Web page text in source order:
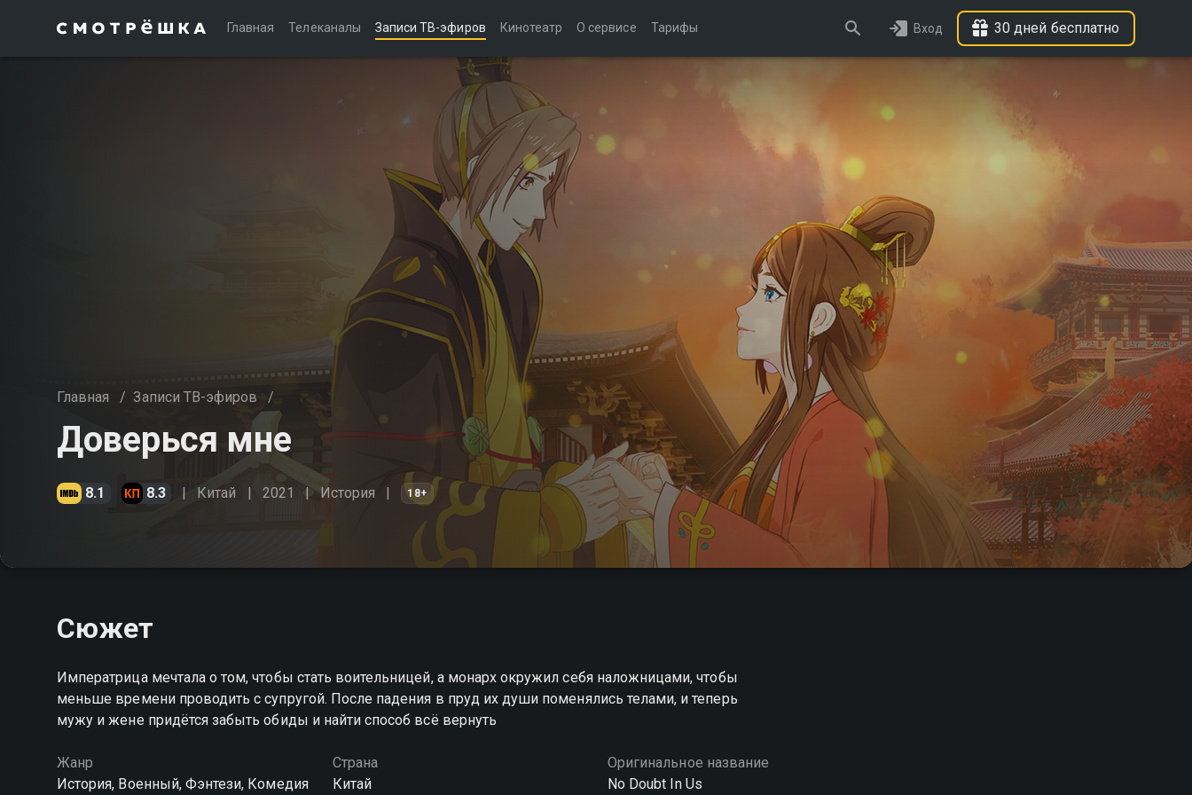
Главная Телеканалы Записи ТВ-эфиров Кинотеатр О сервисе Тарифы Вход 30 дней бесплатно
Главная / Записи ТВ-эфиров /
Доверься мне
8.1 8.3 Китай 2021 История 18+
Сюжет
Императрица мечтала о том, чтобы стать воительницей, а монарх окружил себя наложницами, чтобы
меньше времени проводить с супругой. После падения в пруд их души поменялись телами, и теперь
мужу и жене придётся забыть обиды и найти способ всё вернуть
Жанр
История, Военный, Фэнтези, Комедия
Страна
Китай
Оригинальное название
No Doubt In Us